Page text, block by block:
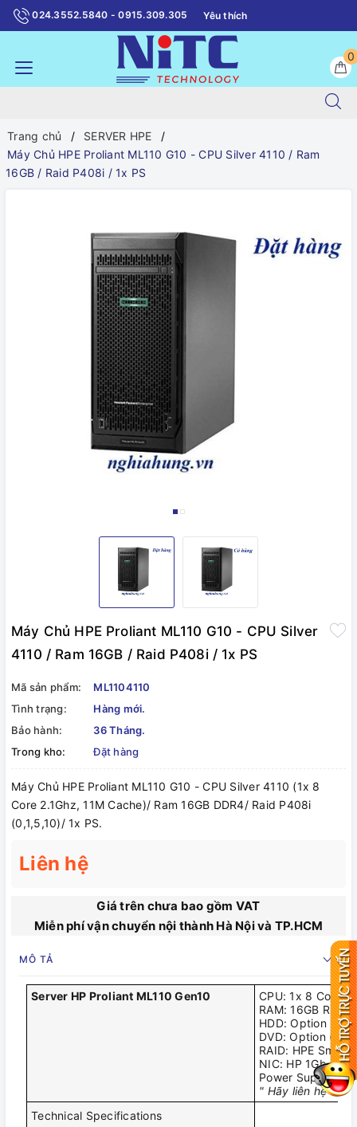
024.3552.5840 - 0915.309.305 Yêu thích
0
Trang chủ
SERVER HPE
Máy Chủ HPE Proliant ML110 G10 - CPU Silver 4110 / Ram
16GB / Raid P408i / 1x PS
Máy Chủ HPE Proliant ML110 G10 - CPU Silver
4110 / Ram 16GB / Raid P408i / 1x PS
Mã sản phẩm:
ML1104110
Tình trạng:
Hàng mới.
Bảo hành:
36 Tháng.
Trong kho:
Đặt hàng
Máy Chủ HPE Proliant ML110 G10 - CPU Silver 4110 (1x 8
Core 2.1Ghz, 11M Cache)/ Ram 16GB DDR4/ Raid P408i
(0,1,5,10)/ 1x PS.
Liên hệ
Giá trên chưa bao gồm VAT
Miễn phí vận chuyển nội thành Hà Nội và TP.HCM
MÔ TẢ
Server HP Proliant ML110 Gen10
CPU: 1x 8 Core
RAM: 16GB
HDD: Option
DVD: Option
RAID: HPE
NIC: HP 1Gb
Power Supply:
" Hãy liên hệ với
Technical Specifications